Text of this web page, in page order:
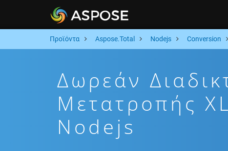
Προϊόντα Aspose.Total Nodejs Conversion
Δωρεάν
Μετατροπής
Nodejs